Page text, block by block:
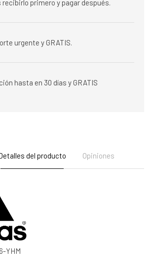
recibirlo primero y pagar después.
urgente y GRATIS.
hasta en 30 días y GRATIS
del producto Opiniones
YHM